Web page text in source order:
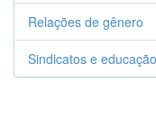
Relações de gênero
Sindicatos e educação